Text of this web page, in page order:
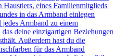
Haustiers, eines Familienmitglieds
in das Armband einlegen
Armband zu einem
deine einzigartigen Beziehungen
Außerdem hast du die
für das Armband